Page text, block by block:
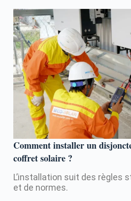
Comment installer un
coffret solaire ?
L’installation suit des règles
et de normes.